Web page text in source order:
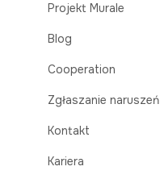
Projekt Murale
Blog
Cooperation
Zgłaszanie
Kontakt
Kariera